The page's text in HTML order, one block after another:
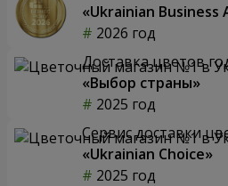
«Ukrainian Business
2026 год
Доставка цветов
«Выбор страны»
2025 год
Сервис доставки
«Ukrainian Choice»
2025 год